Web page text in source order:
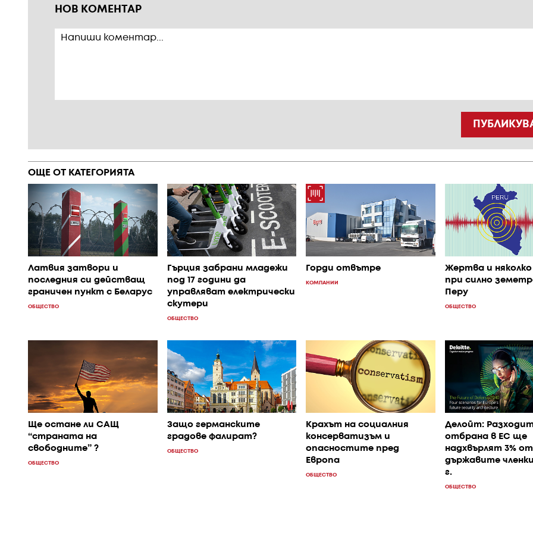
НОВ КОМЕНТАР
ОЩЕ ОТ КАТЕГОРИЯТА
Латвия затвори и
последния си действащ
граничен пункт с Беларус
ОБЩЕСТВО
Гърция забрани младежи
под 17 години да
управляват електрически
скутери
ОБЩЕСТВО
Горди отвътре
КОМПАНИИ
Жертва и няколко
при силно
Перу
ОБЩЕСТВО
Ще остане ли САЩ
“страната на
свободните” ?
ОБЩЕСТВО
Защо германските
градове фалират?
ОБЩЕСТВО
Крахът на социалния
консерватизъм и
опасностите пред
Европа
ОБЩЕСТВО
Делойт:
отбрана в ЕС ще
надхвърлят 3%
държавите
г.
ОБЩЕСТВО